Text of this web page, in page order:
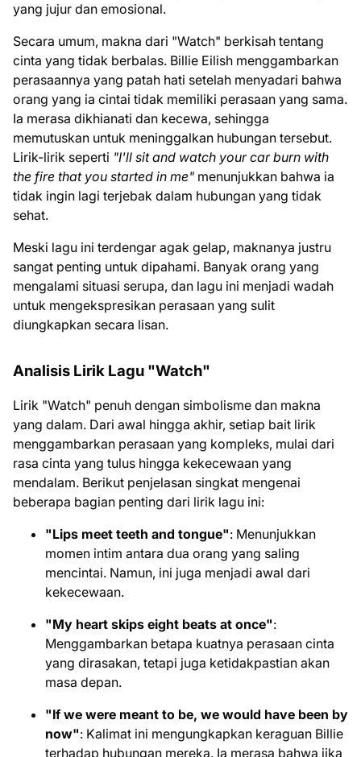
yang jujur dan emosional.
Secara umum, makna dari "Watch" berkisah tentang
cinta yang tidak berbalas. Billie Eilish menggambarkan
perasaannya yang patah hati setelah menyadari bahwa
orang yang ia cintai tidak memiliki perasaan yang sama.
Ia merasa dikhianati dan kecewa, sehingga
memutuskan untuk meninggalkan hubungan tersebut.
Lirik-lirik seperti "I'll sit and watch your car burn with
the fire that you started in me" menunjukkan bahwa ia
tidak ingin lagi terjebak dalam hubungan yang tidak
sehat.
Meski lagu ini terdengar agak gelap, maknanya justru
sangat penting untuk dipahami. Banyak orang yang
mengalami situasi serupa, dan lagu ini menjadi wadah
untuk mengekspresikan perasaan yang sulit
diungkapkan secara lisan.
Analisis Lirik Lagu "Watch"
Lirik "Watch" penuh dengan simbolisme dan makna
yang dalam. Dari awal hingga akhir, setiap bait lirik
menggambarkan perasaan yang kompleks, mulai dari
rasa cinta yang tulus hingga kekecewaan yang
mendalam. Berikut penjelasan singkat mengenai
beberapa bagian penting dari lirik lagu ini:
"Lips meet teeth and tongue": Menunjukkan
momen intim antara dua orang yang saling
mencintai. Namun, ini juga menjadi awal dari
kekecewaan.
"My heart skips eight beats at once":
Menggambarkan betapa kuatnya perasaan cinta
yang dirasakan, tetapi juga ketidakpastian akan
masa depan.
"If we were meant to be, we would have been by
now": Kalimat ini mengungkapkan keraguan Billie
terhadap hubungan mereka. Ia merasa bahwa jika